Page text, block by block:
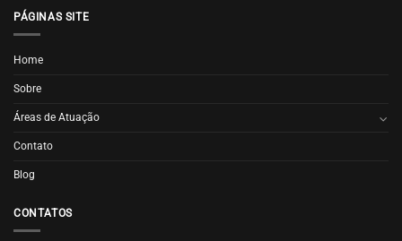
PÁGINAS SITE
Home
Sobre
Áreas de Atuação
Contato
Blog
CONTATOS